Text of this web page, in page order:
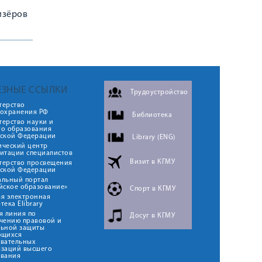
ССЫЛКИ
РФ
науки и
образования
Федерации
центр
специалистов
просвещения
Федерации
портал
образование»
электронная
Elibrary
линия по
правовой и
защиты
высшего
Трудоустройство
Библиотека
Library (ENG)
Визит в КГМУ
Спорт в КГМУ
Досуг в КГМУ